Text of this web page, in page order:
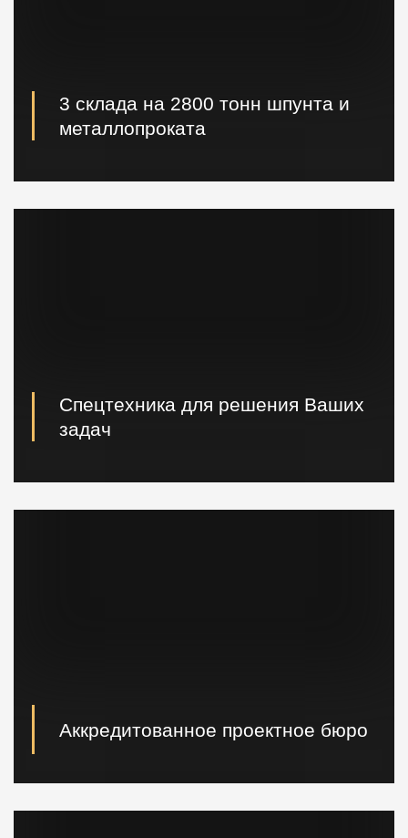
3 склада на 2800 тонн шпунта и
металлопроката
Спецтехника для решения Ваших
задач
Аккредитованное проектное бюро